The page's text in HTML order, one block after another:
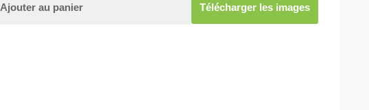
Ajouter au panier Télécharger les images